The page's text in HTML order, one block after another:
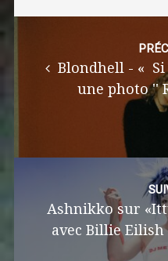
Blondhell ​​- « Si
une photo ''
Ashnikko sur
avec Billie